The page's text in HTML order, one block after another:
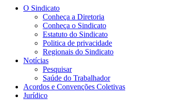
O Sindicato
Conheça a Diretoria
Conheça o Sindicato
Estatuto do Sindicato
Politica de privacidade
Regionais do Sindicato
Notícias
Pesquisar
Saúde do Trabalhador
Acordos e Convenções Coletivas
Jurídico